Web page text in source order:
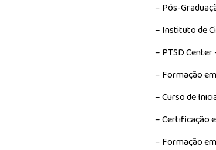
– Pós-
– Instituto de
– PTSD Center
– Formação
– Curso de
– Certificação
– Formação